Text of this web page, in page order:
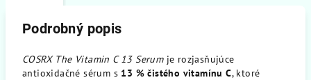
Podrobný popis
COSRX The Vitamin C 13 Serumje rozjasňujúce
antioxidačné sérum s 13 % čistého vitamínu C, ktoré